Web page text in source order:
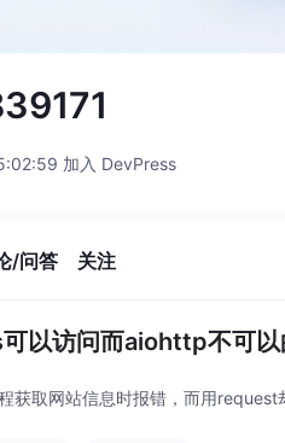
加入 DevPress
/问答 关注
以访问而aiohttp不可以
获取网站信息时报错，而用request